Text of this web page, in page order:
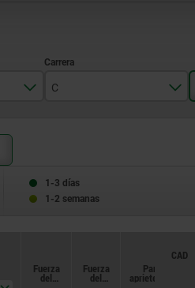
C
1-3 días
1-2 semanas
Fuerza
del
Fuerza
del
Par de
apriete aprox.
CAD